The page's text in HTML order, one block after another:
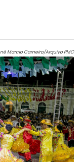
Marcio Carneiro/Arquivo PMC